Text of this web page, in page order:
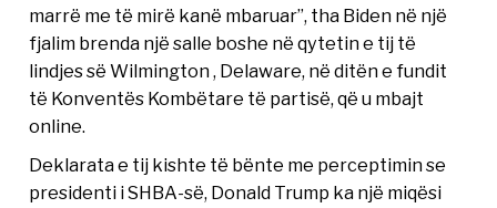
marrë me të mirë kanë mbaruar”, tha Biden në një
fjalim brenda një salle boshe në qytetin e tij të
lindjes së Wilmington , Delaware, në ditën e fundit
të Konventës Kombëtare të partisë, që u mbajt
online.
Deklarata e tij kishte të bënte me perceptimin se
presidenti i SHBA-së, Donald Trump ka një miqësi